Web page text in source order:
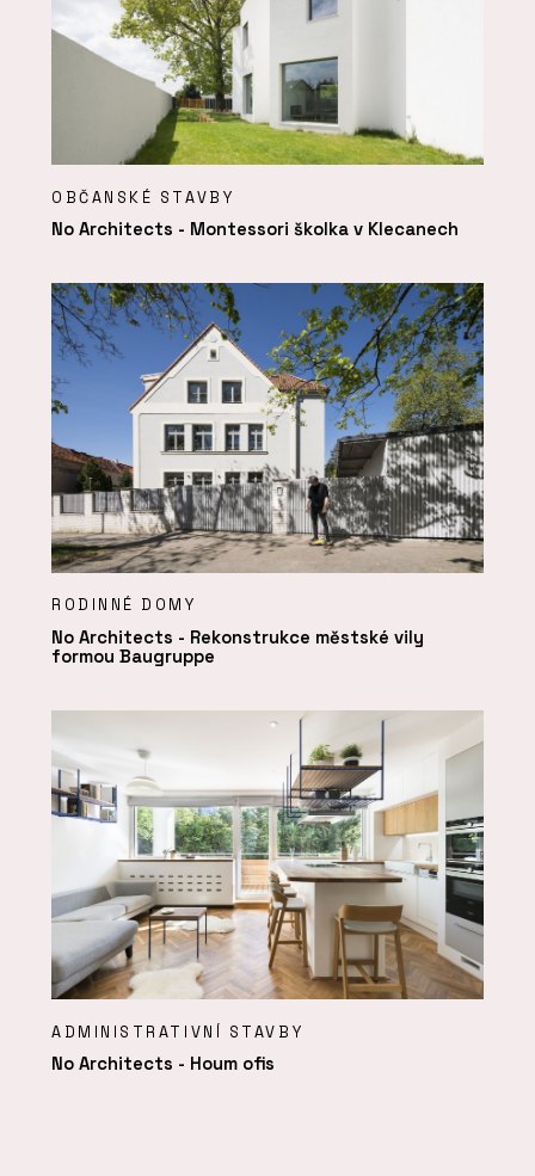
OBČANSKÉ STAVBY
No Architects - Montessori školka v Klecanech
RODINNÉ DOMY
No Architects - Rekonstrukce městské vily
formou Baugruppe
ADMINISTRATIVNÍ STAVBY
No Architects - Houm ofis